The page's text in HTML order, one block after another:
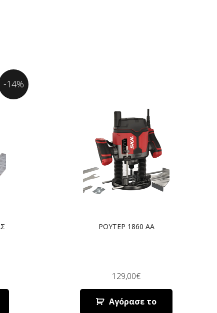
-14%
ΡΟΥΤΕΡ 1860 AA
129,00€
Αγόρασε το